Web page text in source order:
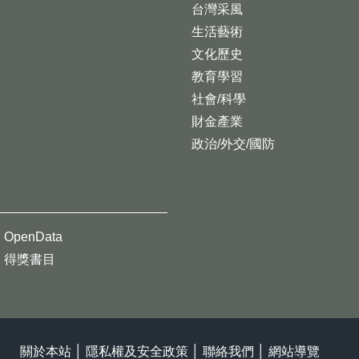
台灣采風
生活藝術
文化歷史
教育學習
社會/科學
財金產業
政治/外交/國防
OpenData
得獎書目
關於本站 隱私權及安全政策 聯絡我們 網站導覽